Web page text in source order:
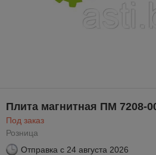
Плита магнитная ПМ 7208-
Под заказ
Розница
Отправка с 24 августа 2026